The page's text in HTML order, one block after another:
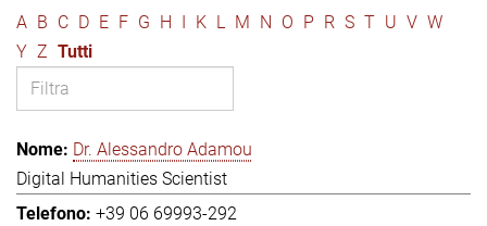
A B C D E F G H I K L M N O P R S T U V W
Y Z Tutti
Dr. Alessandro Adamou
Digital Humanities Scientist
+39 06 69993-292